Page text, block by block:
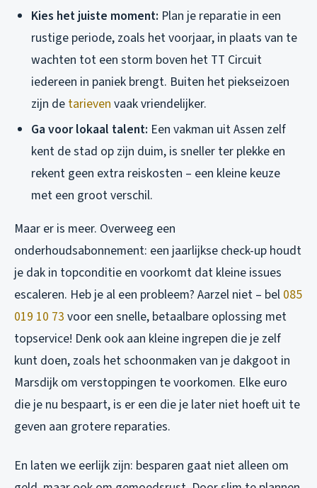
Kies het juiste moment: Plan je reparatie in een
rustige periode, zoals het voorjaar, in plaats van te
wachten tot een storm boven het TT Circuit
iedereen in paniek brengt. Buiten het piekseizoen
zijn de tarieven vaak vriendelijker.
Ga voor lokaal talent: Een vakman uit Assen zelf
kent de stad op zijn duim, is sneller ter plekke en
rekent geen extra reiskosten – een kleine keuze
met een groot verschil.
Maar er is meer. Overweeg een
onderhoudsabonnement: een jaarlijkse check-up houdt
je dak in topconditie en voorkomt dat kleine issues
escaleren. Heb je al een probleem? Aarzel niet – bel 085
019 10 73 voor een snelle, betaalbare oplossing met
topservice! Denk ook aan kleine ingrepen die je zelf
kunt doen, zoals het schoonmaken van je dakgoot in
Marsdijk om verstoppingen te voorkomen. Elke euro
die je nu bespaart, is er een die je later niet hoeft uit te
geven aan grotere reparaties.
En laten we eerlijk zijn: besparen gaat niet alleen om